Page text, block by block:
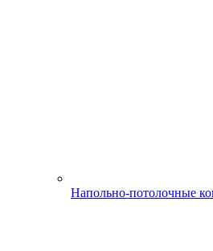
Напольно-потолочные